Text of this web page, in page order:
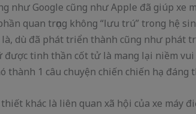
như Google cũng như Apple đã giúp xe
quan trọng không “lưu trú” trong hệ
dù đã phát triển thành cũng như phát
được tinh thần cốt tử là mang lại niềm
thành 1 câu chuyện chiến chiến hạ đáng
khác là liên quan xã hội của xe máy